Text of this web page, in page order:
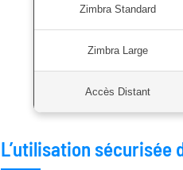
Zimbra Standard
Zimbra Large
Accès Distant
L’utilisation sécurisée